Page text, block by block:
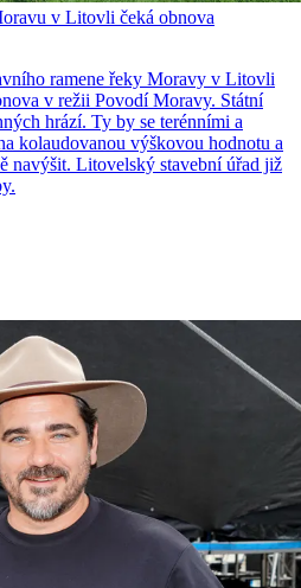
v Litovli čeká obnova
ramene řeky Moravy v Litovli
v režii Povodí Moravy. Státní
hrází. Ty by se terénními a
kolaudovanou výškovou hodnotu a
navýšit. Litovelský stavební úřad již